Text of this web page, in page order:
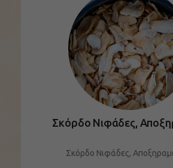
Σκόρδο Νιφάδες,
Σκόρδο Νιφάδες,